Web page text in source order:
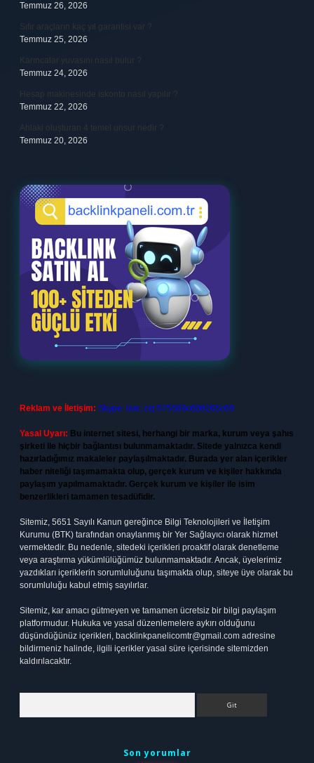
Temmuz 26, 2026
Sıfır araçların kaç yıl garantisi var ?
Temmuz 25, 2026
Karıncalar yuvasını nasıl bulur ?
Temmuz 24, 2026
Hesap makinesinde iskonto nasıl yapılır ?
Temmuz 22, 2026
Ahlaki oluşturan 4 temel unsur nedir ?
Temmuz 20, 2026
Reklam ve İletişim: Skype: live:.cid.575569c608265c69
Yasal Uyarı: Bu internet sitesi, herhangi bir marka, kurum veya şahıs
şirketi ile hiçbir bağlantısı bulunmamaktadır. Sitede yalnızca kendi
hazırladığımız makaleler paylaşılmaktadır. Burada yer alan içerikler
haber niteliği taşımamakta olup, gerçek kurum ve kişiler hakkında
paylaşım yapılmamaktadır. Gerçek kurum ve kişiler ile isim
benzerlikleri tamamen tesadüfidir.
Sitemiz, 5651 Sayılı Kanun gereğince Bilgi Teknolojileri ve İletişim
Kurumu (BTK) tarafından onaylanmış bir Yer Sağlayıcı olarak hizmet
vermektedir. Bu nedenle, sitedeki içerikleri proaktif olarak denetleme
veya araştırma yükümlülüğümüz bulunmamaktadır. Ancak, üyelerimiz
yazdıkları içeriklerin sorumluluğunu taşımakta olup, siteye üye olarak bu
sorumluluğu kabul etmiş sayılırlar.
Sitemiz, kar amacı gütmeyen ve tamamen ücretsiz bir bilgi paylaşım
platformudur. Hukuka ve yasal düzenlemelere aykırı olduğunu
düşündüğünüz içerikleri, backlinkpanelicomtr@gmail.com adresine
bildirmeniz halinde, ilgili içerikler yasal süre içerisinde sitemizden
kaldırılacaktır.
Son yorumlar